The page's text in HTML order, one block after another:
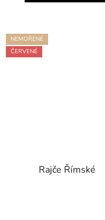
NEMOŘENÉ
ČERVENÉ
Rajče Římské